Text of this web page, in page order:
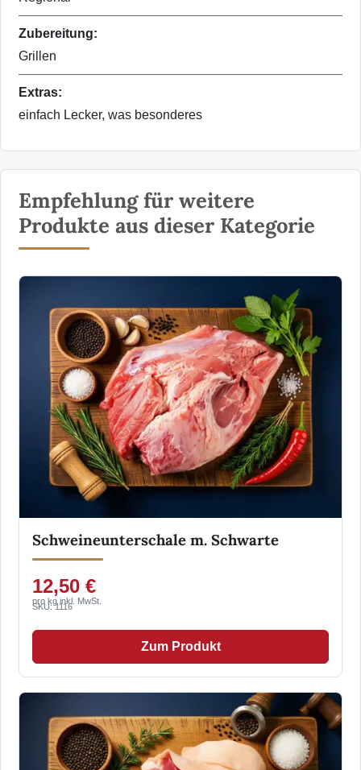
Zubereitung:
Grillen
Extras:
einfach Lecker, was besonderes
Empfehlung für weitere
Produkte aus dieser Kategorie
Schweineunterschale m. Schwarte
12,50 €
pro kg inkl. MwSt.
SKU: 1116
Zum Produkt